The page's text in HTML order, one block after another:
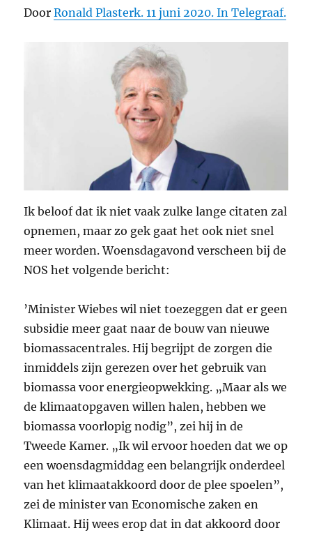
DoorRonald Plasterk. 11 juni 2020. In Telegraaf.
Ik beloof dat ik niet vaak zulke lange citaten zal
opnemen, maar zo gek gaat het ook niet snel
meer worden. Woensdagavond verscheen bij de
NOS het volgende bericht:
’Minister Wiebes wil niet toezeggen dat er geen
subsidie meer gaat naar de bouw van nieuwe
biomassacentrales. Hij begrijpt de zorgen die
inmiddels zijn gerezen over het gebruik van
biomassa voor energieopwekking. „Maar als we
de klimaatopgaven willen halen, hebben we
biomassa voorlopig nodig”, zei hij in de
Tweede Kamer. „Ik wil ervoor hoeden dat we op
een woensdagmiddag een belangrijk onderdeel
van het klimaatakkoord door de plee spoelen”,
zei de minister van Economische zaken en
Klimaat. Hij wees erop dat in dat akkoord door